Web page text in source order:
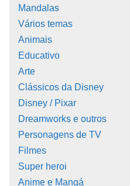
Mandalas
Vários temas
Animais
Educativo
Arte
Clássicos da Disney
Disney / Pixar
Dreamworks e outros
Personagens de TV
Filmes
Super heroi
Anime e Mangá